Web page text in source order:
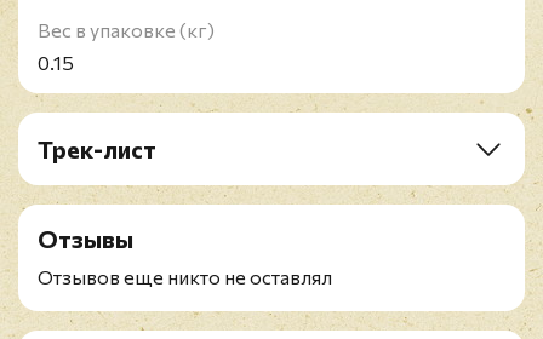
Вес в упаковке (кг)
0.15
Трек-лист
CD1:
2. Евгений Головин - А Любовь Рядом Была
3. Евгений Головин - В Небе Родном
4. Евгений Головин - Если Снится (If You Have A
Отзывы
Отзывов еще никто не оставлял